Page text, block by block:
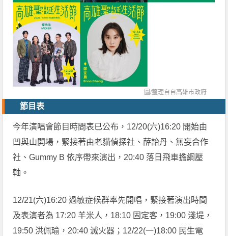
圖/整理自自高雄市政府
節目表
今年演唱會節目時間表已公布，12/20(六)16:20 開始由
凹與山開場，緊接著由老貓偵探社、薛詒丹、無妄合作
社、Gummy B 依序帶來演出，20:40 落日飛車擔綱壓
軸。
12/21(六)16:20 過敏症候群率先開唱，緊接著演出時間
及表演者為 17:20 羊米人，18:10 固定客，19:00 淺堤，
19:50 洪佩瑜，20:40 滅火器；12/22(一)18:00 民生電